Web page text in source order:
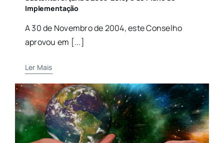
Implementação
A 30 de Novembro de 2004, este Conselho
aprovou em [...]
Ler Mais